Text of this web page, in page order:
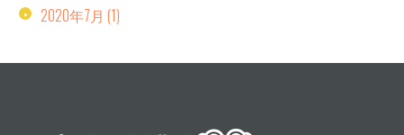
2020年7月 (1)